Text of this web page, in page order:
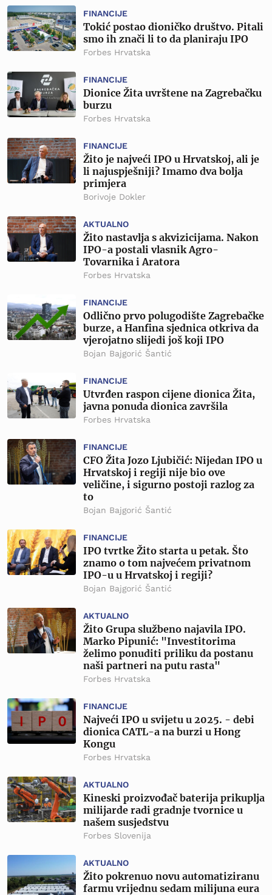
FINANCIJE
Tokić postao dioničko društvo. Pitali
smo ih znači li to da planiraju IPO
Forbes Hrvatska
FINANCIJE
Dionice Žita uvrštene na Zagrebačku
burzu
Forbes Hrvatska
FINANCIJE
Žito je najveći IPO u Hrvatskoj, ali je
li najuspješniji? Imamo dva bolja
primjera
Borivoje Dokler
AKTUALNO
Žito nastavlja s akvizicijama. Nakon
IPO-a postali vlasnik Agro-
Tovarnika i Aratora
Forbes Hrvatska
FINANCIJE
Odlično prvo polugodište Zagrebačke
burze, a Hanfina sjednica otkriva da
vjerojatno slijedi još koji IPO
Bojan Bajgorić Šantić
FINANCIJE
Utvrđen raspon cijene dionica Žita,
javna ponuda dionica završila
Forbes Hrvatska
FINANCIJE
CFO Žita Jozo Ljubičić: Nijedan IPO u
Hrvatskoj i regiji nije bio ove
veličine, i sigurno postoji razlog za
to
Bojan Bajgorić Šantić
FINANCIJE
IPO tvrtke Žito starta u petak. Što
znamo o tom najvećem privatnom
IPO-u u Hrvatskoj i regiji?
Bojan Bajgorić Šantić
AKTUALNO
Žito Grupa službeno najavila IPO.
Marko Pipunić: "Investitorima
želimo ponuditi priliku da postanu
naši partneri na putu rasta"
Forbes Hrvatska
FINANCIJE
Najveći IPO u svijetu u 2025. - debi
dionica CATL-a na burzi u Hong
Kongu
Forbes Hrvatska
AKTUALNO
Kineski proizvođač baterija prikuplja
milijarde radi gradnje tvornice u
našem susjedstvu
Forbes Slovenija
AKTUALNO
Žito pokrenuo novu automatiziranu
farmu vrijednu sedam milijuna eura